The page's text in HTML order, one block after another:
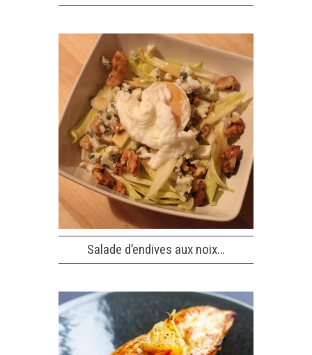
Salade d’endives aux noix…